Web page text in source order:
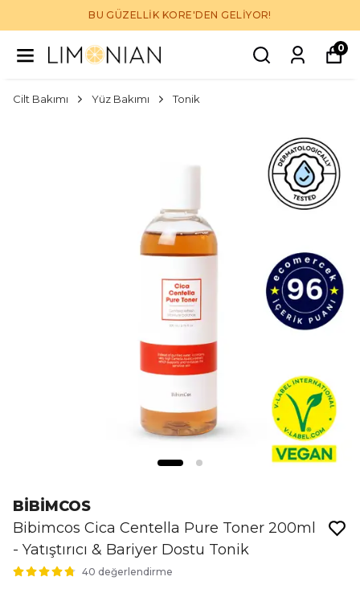
BU GÜZELLİK KORE'DEN GELİYOR!
0
Cilt Bakımı Yüz Bakımı Tonik
BİBİMCOS
Bibimcos Cica Centella Pure Toner 200ml
- Yatıştırıcı & Bariyer Dostu Tonik
40 değerlendirme